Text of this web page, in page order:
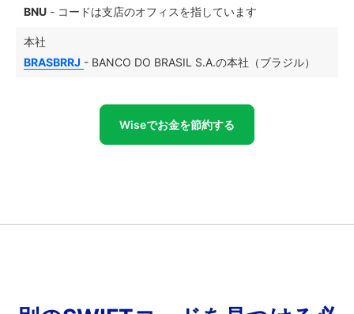
BNU - コードは支店のオフィスを指しています
本社
BRASBRRJ - BANCO DO BRASIL S.A.の本社（ブラジル）
Wiseでお金を節約する